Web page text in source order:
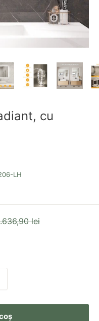
cu
LH
lei